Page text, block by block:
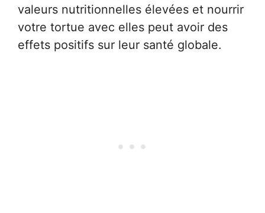
valeurs nutritionnelles élevées et nourrir
votre tortue avec elles peut avoir des
effets positifs sur leur santé globale.